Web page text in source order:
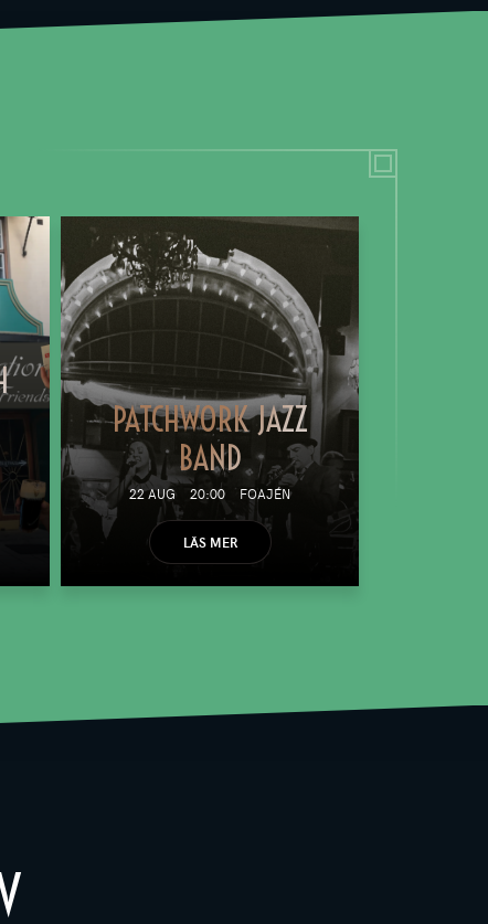
PATCHWORK JAZZ
BAND
22 AUG 20:00 FOAJÉN
LÄS MER